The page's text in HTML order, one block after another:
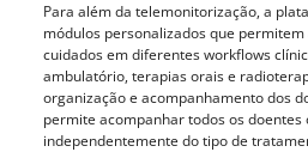
Para além da telemonitorização, a
módulos personalizados que
cuidados em diferentes workflows
ambulatório, terapias orais e
organização e acompanhamento dos
permite acompanhar todos os doentes
independentemente do tipo de